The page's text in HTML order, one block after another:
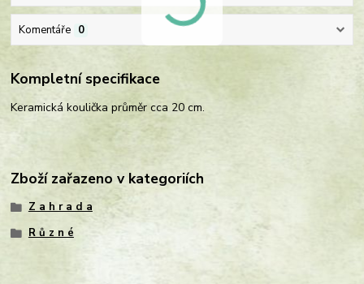
Komentáře 0
Kompletní specifikace
Keramická koulička průměr cca 20 cm.
Zboží zařazeno v kategoriích
Z a h r a d a
R ů z n é